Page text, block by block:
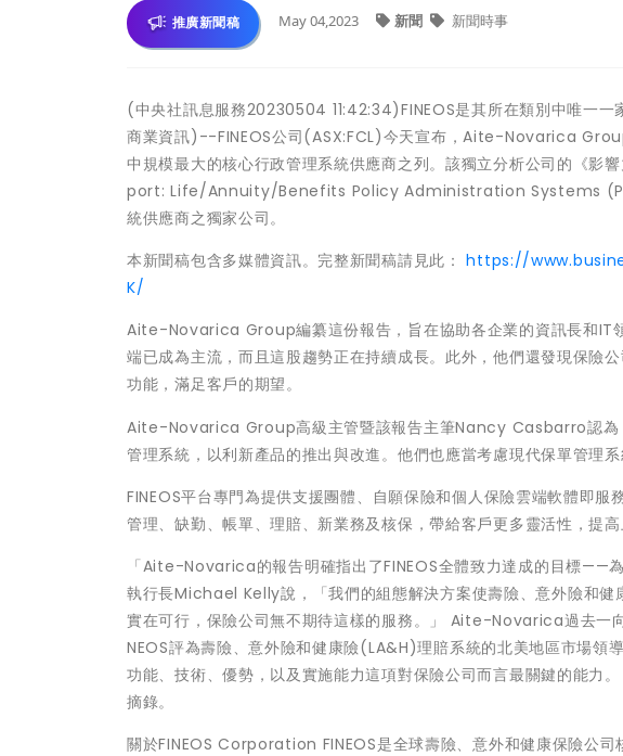
推廣新聞稿 May 04,2023 新聞 新聞時事
(中央社訊息服務20230504 11:42:34)FINEOS是其所在類別中唯一
商業資訊)--FINEOS公司(ASX:FCL)今天宣布，Aite-Novarica
中規模最大的核心行政管理系統供應商之列。該獨立分析公司的《
port: Life/Annuity/Benefits Policy Administration Systems
統供應商之獨家公司。
本新聞稿包含多媒體資訊。完整新聞稿請見此：https://
K/
Aite-Novarica Group編纂這份報告，旨在協助各企業的資訊長和IT
端已成為主流，而且這股趨勢正在持續成長。此外，他們還發現保險
功能，滿足客戶的期望。
Aite-Novarica Group高級主管暨該報告主筆Nancy Casbarro認為
管理系統，以利新產品的推出與改進。他們也應當考慮現代保單管理
FINEOS平台專門為提供支援團體、自願保險和個人保險雲端軟體即
管理、缺勤、帳單、理賠、新業務及核保，帶給客戶更多靈活性，提高
「Aite-Novarica的報告明確指出了FINEOS全體致力達成的目標——
執行長Michael Kelly說，「我們的組態解決方案使壽險、意外險和健
實在可行，保險公司無不期待這樣的服務。」 Aite-Novarica過去
NEOS評為壽險、意外險和健康險(LA&H)理賠系統的北美地區市場領
功能、技術、優勢，以及實施能力這項對保險公司而言最關鍵的能力
摘錄。
關於FINEOS Corporation FINEOS是全球壽險、意外和健康保險公